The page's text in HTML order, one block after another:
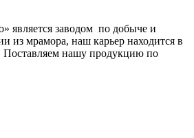
является заводом по добыче и
из мрамора, наш карьер находится в
Поставляем нашу продукцию по